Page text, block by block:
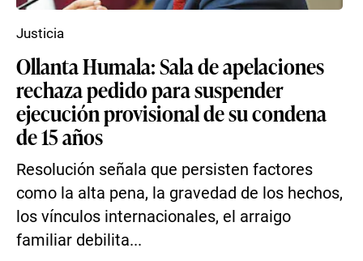
Ollanta Humala: Sala de apelaciones
rechaza pedido para suspender
ejecución provisional de su condena
de 15 años
Resolución señala que persisten factores
como la alta pena, la gravedad de los hechos,
los vínculos internacionales, el arraigo
familiar debilita...
Justicia